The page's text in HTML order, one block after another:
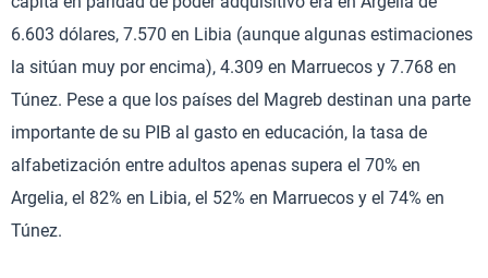
6.603 dólares, 7.570 en Libia (aunque algunas estimaciones
la sitúan muy por encima), 4.309 en Marruecos y 7.768 en
Túnez. Pese a que los países del Magreb destinan una parte
importante de su PIB al gasto en educación, la tasa de
alfabetización entre adultos apenas supera el 70% en
Argelia, el 82% en Libia, el 52% en Marruecos y el 74% en
Túnez.